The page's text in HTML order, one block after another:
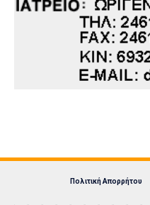
Πολιτική Απορρήτου